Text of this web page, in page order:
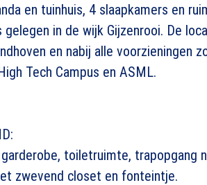
en tuinhuis, 4 slaapkamers en
gelegen in de wijk Gijzenrooi. De
en nabij alle voorzieningen
Tech Campus en ASML.
toiletruimte, trapopgang
zwevend closet en fonteintje.